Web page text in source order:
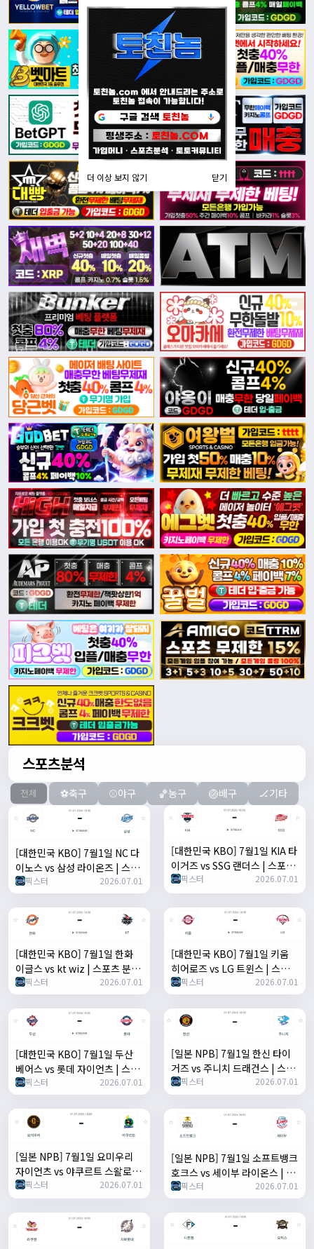
스포츠분석
전체 ⚽축구 ⚾야구 🏀농구 🏐배구 🏒기타
[대한민국 KBO] 7월1일 NC 다
이노스 vs 삼성 라이온즈 | 스포
츠 분석 무료 중계 토친놈
픽스터 2026.07.01
[대한민국 KBO] 7월1일 KIA 타
이거즈 vs SSG 랜더스 | 스포츠
분석 무료 중계 토친놈
픽스터 2026.07.01
[대한민국 KBO] 7월1일 한화
이글스 vs kt wiz | 스포츠 분석
무료 중계 토친놈
픽스터 2026.07.01
[대한민국 KBO] 7월1일 키움
히어로즈 vs LG 트윈스 | 스포츠
분석 무료 중계 토친놈
픽스터 2026.07.01
[대한민국 KBO] 7월1일 두산
베어스 vs 롯데 자이언츠 | 스포
츠 분석 무료 중계 토친놈
픽스터 2026.07.01
[일본 NPB] 7월1일 한신 타이
거즈 vs 주니치 드래건스 | 스포
츠 분석 무료 중계 토친놈
픽스터 2026.07.01
[일본 NPB] 7월1일 요미우리
자이언츠 vs 야쿠르트 스왈로즈
| 스포츠 분석 무료 중계 토친놈
픽스터 2026.07.01
[일본 NPB] 7월1일 소프트뱅크
호크스 vs 세이부 라이온스 | 스
포츠 분석 무료 중계 토친놈
픽스터 2026.07.01
더 이상 보지 않기 닫기